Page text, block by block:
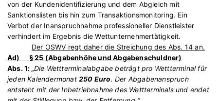
von der Kundenidentifizierung und dem Abgleich mit
Sanktionslisten bis hin zum Transaktionsmonitoring. Ein
Verbot der Inanspruchnahme professioneller Dienstleister
verhindert im Ergebnis die Wettunternehmertätigkeit.
Der OSWV regt daher die Streichung des Abs. 14 an.
Ad) § 25 (Abgabenhöhe und Abgabenschuldner)
Abs. 1: „Die Wettterminalabgabe beträgt pro Wettterminal für
jeden Kalendermonat 250 Euro. Der Abgabenanspruch
entsteht mit der Inbetriebnahme des Wettterminals und endet